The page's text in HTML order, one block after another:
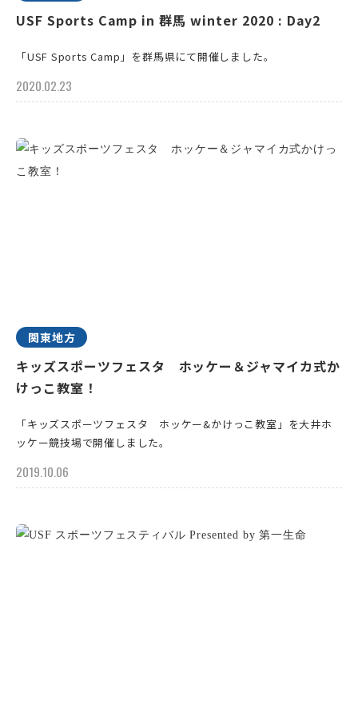
USF Sports Camp in 群馬 winter 2020 : Day2
「USF Sports Camp」を群馬県にて開催しました。
2020.02.23
関東地方
キッズスポーツフェスタ ホッケー＆ジャマイカ式か
けっこ教室！
「キッズスポーツフェスタ ホッケー&かけっこ教室」を大井ホ
ッケー競技場で開催しました。
2019.10.06